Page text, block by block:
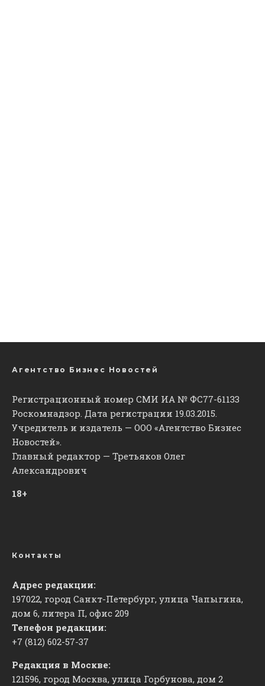
Агентство Бизнес Новостей
Регистрационный номер СМИ ИА № ФС77-61133
Роскомнадзор. Дата регистрации 19.03.2015.
Учредитель и издатель — ООО «Агентство Бизнес
Новостей».
Главный редактор — Третьяков Олег
Александрович
18+
Контакты
Адрес редакции:
197022, город Санкт-Петербург, улица Чапыгина,
дом 6, литера П, офис 209
Телефон редакции:
+7 (812) 602-57-37
Редакция в Москве:
121596, город Москва, улица Горбунова, дом 2